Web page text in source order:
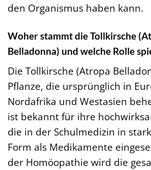
den Organismus haben kann.
Woher stammt die Tollkirsche
Belladonna) und welche Rolle
Die Tollkirsche (Atropa
Pflanze, die ursprünglich in
Nordafrika und Westasien
ist bekannt für ihre
die in der Schulmedizin in
Form als Medikamente
der Homöopathie wird die